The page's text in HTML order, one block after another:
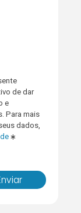
de dar
e
Para mais
dados,